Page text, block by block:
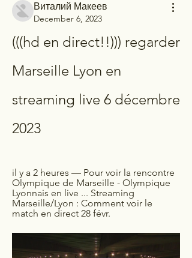
Виталий Макеев
December 6, 2023
(((hd en direct!!))) regarder
Marseille Lyon en
streaming live 6 décembre
2023
il y a 2 heures — Pour voir la rencontre
Olympique de Marseille - Olympique
Lyonnais en live ... Streaming
Marseille/Lyon : Comment voir le
match en direct 28 févr.